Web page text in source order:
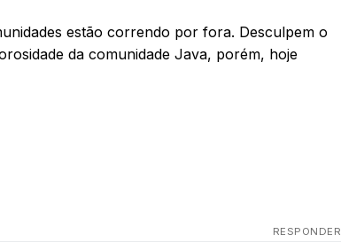
estão correndo por fora. Desculpem o
da comunidade Java, porém, hoje
RESPONDER